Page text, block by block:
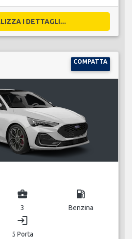
I DETTAGLI...
COMPATTA
business_center
3
local_gas_station
Benzina
login
5 Porta